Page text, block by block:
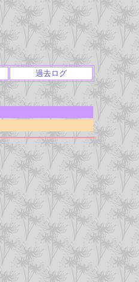
過去ログ